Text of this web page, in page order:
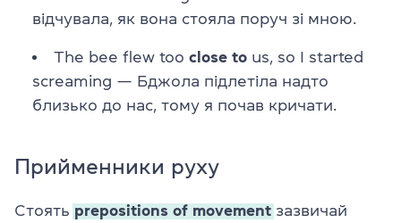
відчувала, як вона стояла поруч зі мною.
The bee flew too close to us, so I started
screaming — Бджола підлетіла надто
близько до нас, тому я почав кричати.
Прийменники руху
Стоять prepositions of movement зазвичай